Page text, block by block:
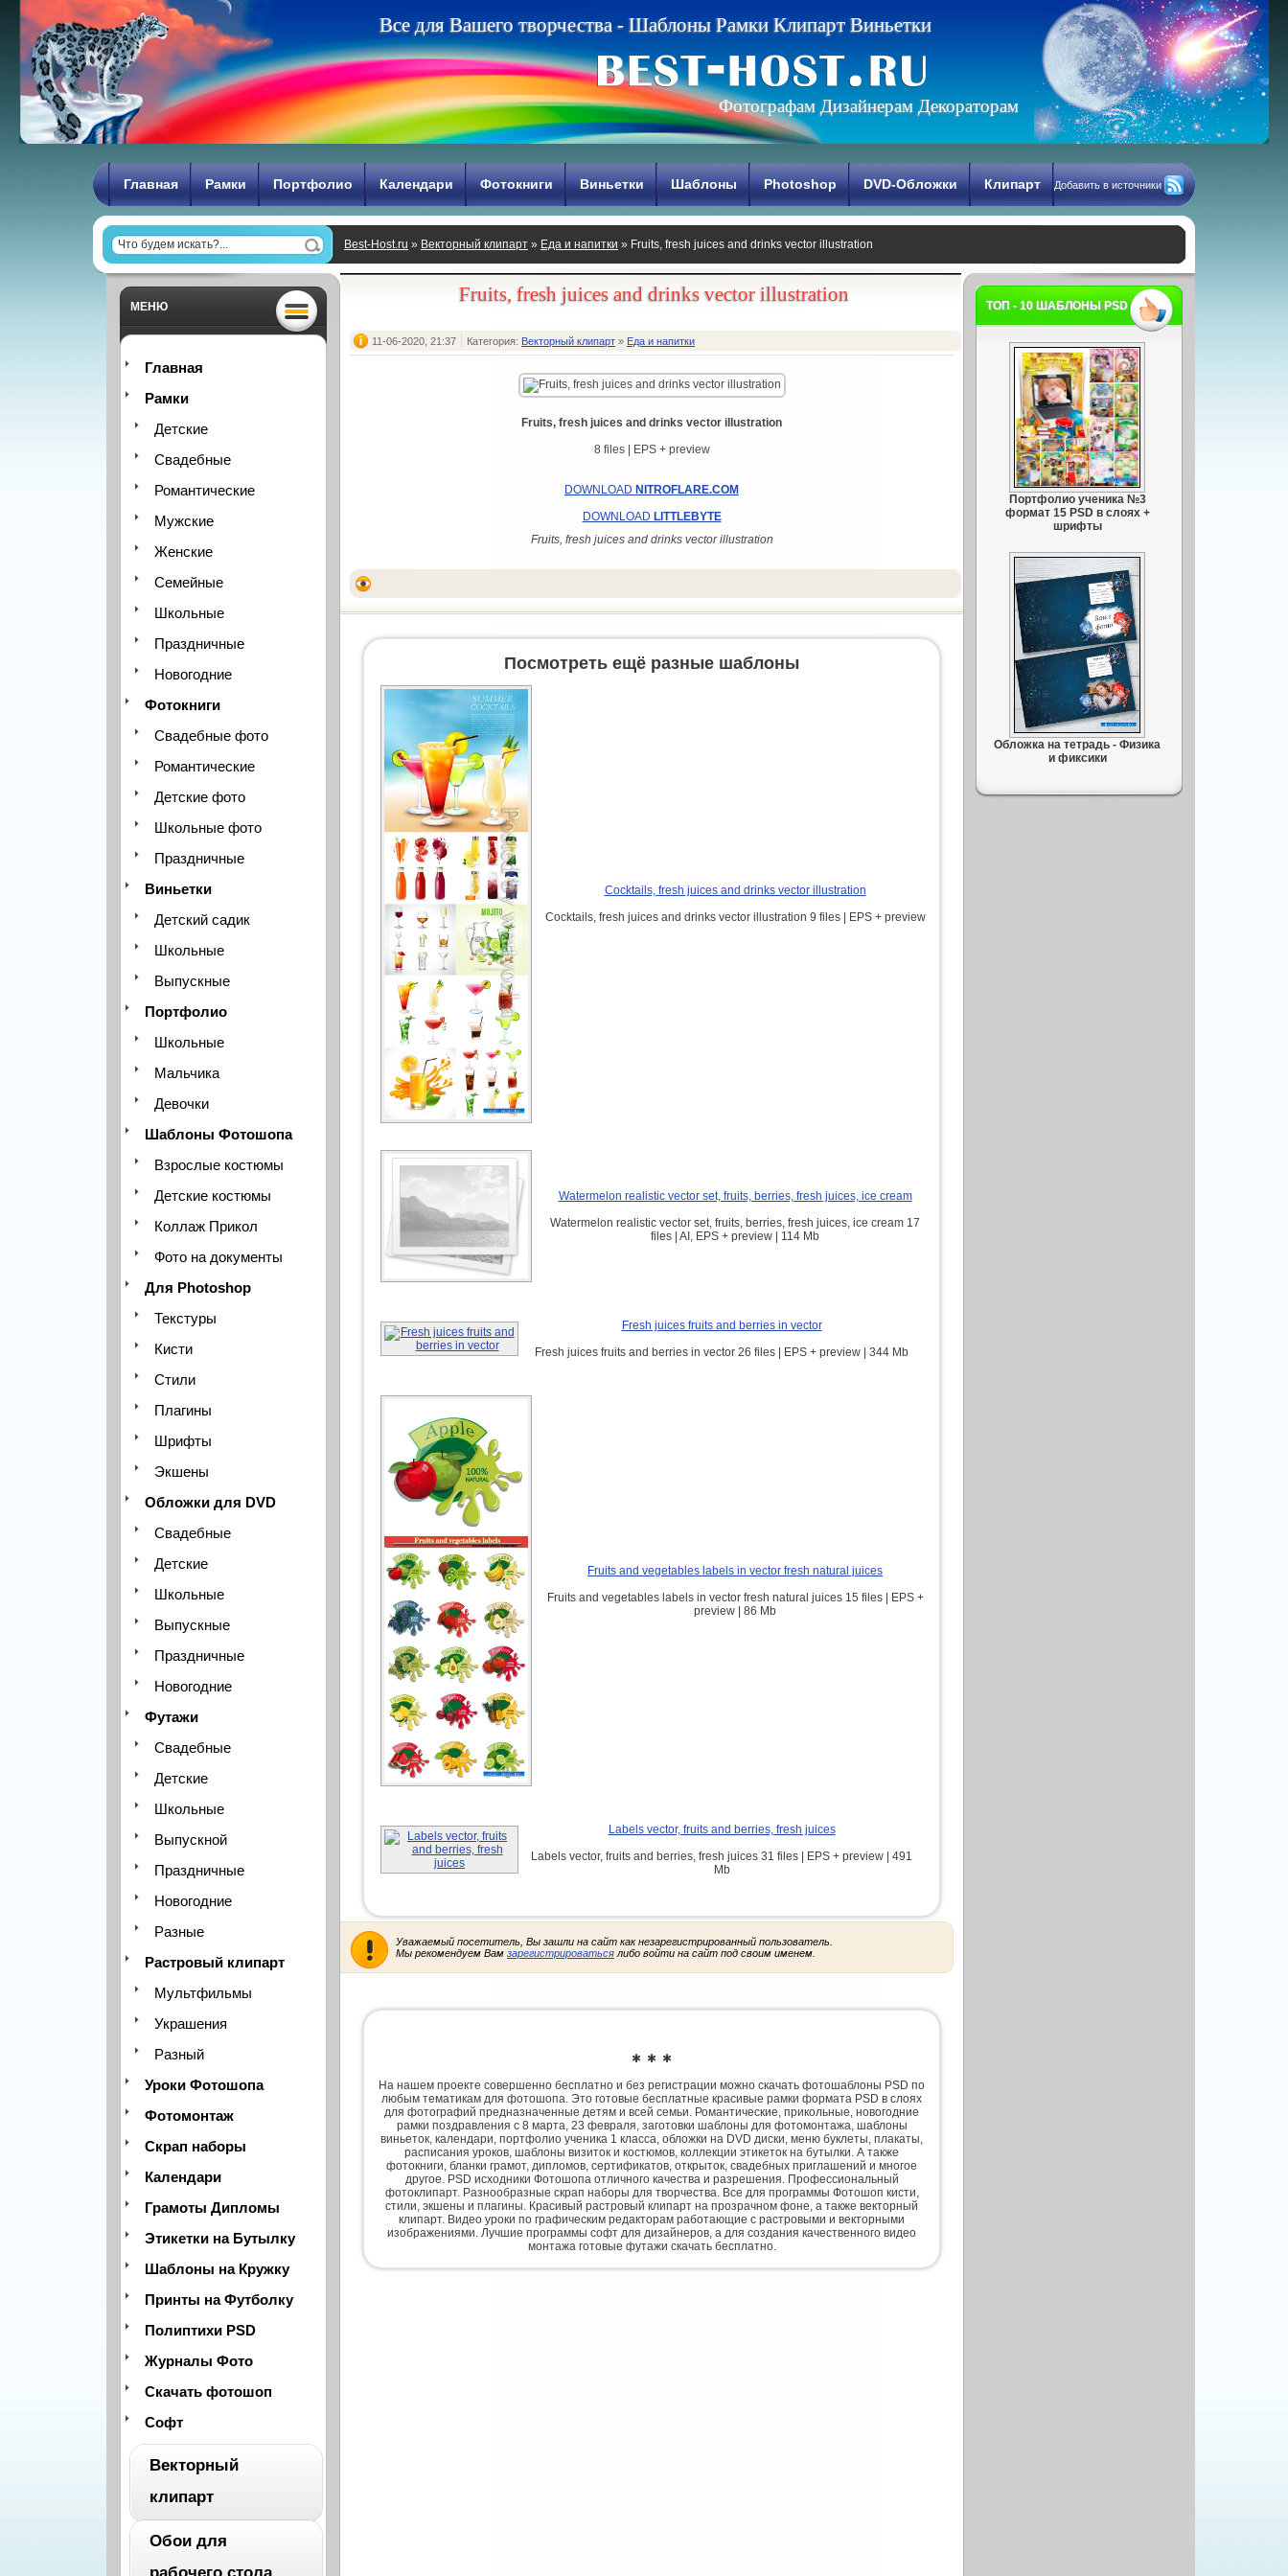
Все для Вашего творчества - Шаблоны Рамки Клипарт Виньетки
Фотографам Дизайнерам Декораторам
Главная Рамки Портфолио Календари Фотокниги Виньетки Шаблоны Photoshop DVD-Обложки Клипарт Добавить в источники
Best-Host.ru » Векторный клипарт » Еда и напитки » Fruits, fresh juices and drinks vector illustration
МЕНЮ
Главная
Рамки
Детские
Свадебные
Романтические
Мужские
Женские
Семейные
Школьные
Праздничные
Новогодние
Фотокниги
Свадебные фото
Романтические
Детские фото
Школьные фото
Праздничные
Виньетки
Детский садик
Школьные
Выпускные
Портфолио
Школьные
Мальчика
Девочки
Шаблоны Фотошопа
Взрослые костюмы
Детские костюмы
Коллаж Прикол
Фото на документы
Для Photoshop
Текстуры
Кисти
Стили
Плагины
Шрифты
Экшены
Обложки для DVD
Свадебные
Детские
Школьные
Выпускные
Праздничные
Новогодние
Футажи
Свадебные
Детские
Школьные
Выпускной
Праздничные
Новогодние
Разные
Растровый клипарт
Мультфильмы
Украшения
Разный
Уроки Фотошопа
Фотомонтаж
Скрап наборы
Календари
Грамоты Дипломы
Этикетки на Бутылку
Шаблоны на Кружку
Принты на Футболку
Полиптихи PSD
Журналы Фото
Скачать фотошоп
Софт
Векторный
клипарт
Обои для
Fruits, fresh juices and drinks vector illustration
11-06-2020, 21:37 Категория: Векторный клипарт » Еда и напитки
Fruits, fresh juices and drinks vector illustration
8 files | EPS + preview
DOWNLOAD NITROFLARE.COM
DOWNLOAD LITTLEBYTE
Fruits, fresh juices and drinks vector illustration
Посмотреть ещё разные шаблоны
Cocktails, fresh juices and drinks vector illustration
Cocktails, fresh juices and drinks vector illustration 9 files | EPS + preview
Watermelon realistic vector set, fruits, berries, fresh juices, ice cream
Watermelon realistic vector set, fruits, berries, fresh juices, ice cream 17
files | AI, EPS + preview | 114 Mb
Fresh juices fruits and berries in vector
Fresh juices fruits and berries in vector 26 files | EPS + preview | 344 Mb
Fruits and vegetables labels in vector fresh natural juices
Fruits and vegetables labels in vector fresh natural juices 15 files | EPS +
preview | 86 Mb
Labels vector, fruits and berries, fresh juices
Labels vector, fruits and berries, fresh juices 31 files | EPS + preview | 491
Mb
Уважаемый посетитель, Вы зашли на сайт как незарегистрированный пользователь.
Мы рекомендуем Вам зарегистрироваться либо войти на сайт под своим именем.
✱ ✱ ✱
На нашем проекте совершенно бесплатно и без регистрации можно скачать фотошаблоны PSD по
любым тематикам для фотошопа. Это готовые бесплатные красивые рамки формата PSD в слоях
для фотографий предназначенные детям и всей семьи. Романтические, прикольные, новогодние
рамки поздравления с 8 марта, 23 февраля, заготовки шаблоны для фотомонтажа, шаблоны
виньеток, календари, портфолио ученика 1 класса, обложки на DVD диски, меню буклеты, плакаты,
расписания уроков, шаблоны визиток и костюмов, коллекции этикеток на бутылки. А также
фотокниги, бланки грамот, дипломов, сертификатов, открыток, свадебных приглашений и многое
другое. PSD исходники Фотошопа отличного качества и разрешения. Профессиональный
фотоклипарт. Разнообразные скрап наборы для творчества. Все для программы Фотошоп кисти,
стили, экшены и плагины. Красивый растровый клипарт на прозрачном фоне, а также векторный
клипарт. Видео уроки по графическим редакторам работающие с растровыми и векторными
изображениями. Лучшие программы софт для дизайнеров, а для создания качественного видео
монтажа готовые футажи скачать бесплатно.
ТОП - 10 ШАБЛОНЫ PSD
Портфолио ученика №3
формат 15 PSD в слоях +
шрифты
Обложка на тетрадь - Физика
и фиксики